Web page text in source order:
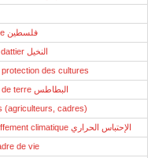
Palestine فلسطين
Palmier dattier النخيل
des cultures
Pomme de terre البطاطس
(agriculteurs, cadres)
Réchauffement climatique الإحتباس الحراري
de vie